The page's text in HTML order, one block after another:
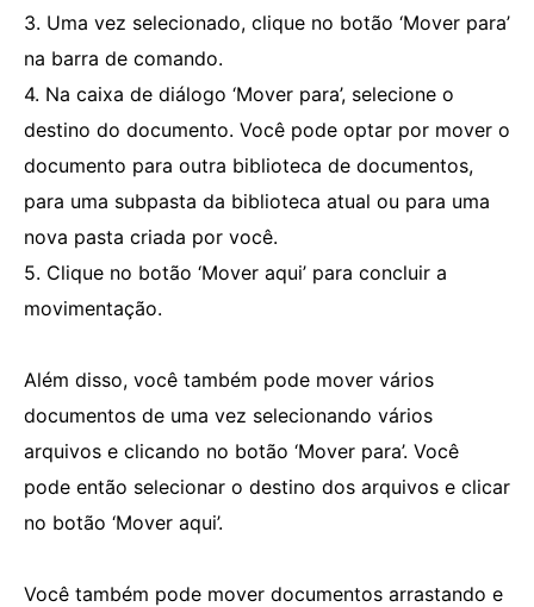
3. Uma vez selecionado, clique no botão ‘Mover para’
na barra de comando.
4. Na caixa de diálogo ‘Mover para’, selecione o
destino do documento. Você pode optar por mover o
documento para outra biblioteca de documentos,
para uma subpasta da biblioteca atual ou para uma
nova pasta criada por você.
5. Clique no botão ‘Mover aqui’ para concluir a
movimentação.
Além disso, você também pode mover vários
documentos de uma vez selecionando vários
arquivos e clicando no botão ‘Mover para’. Você
pode então selecionar o destino dos arquivos e clicar
no botão ‘Mover aqui’.
Você também pode mover documentos arrastando e